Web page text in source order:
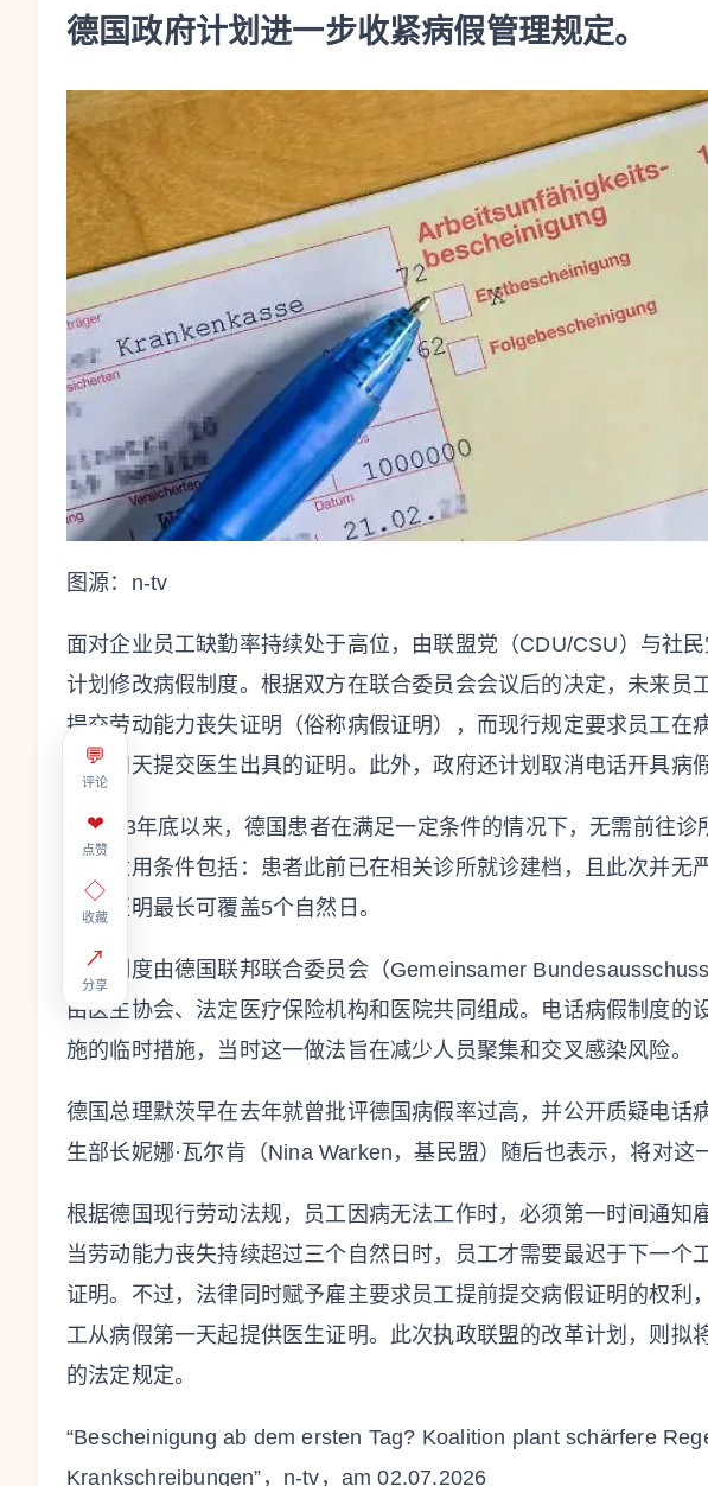
💬
评论
❤
点赞
◇
收藏
↗
分享
德国政府计划进一步收紧病假管理规定。
图源：n-tv
面对企业员工缺勤率持续处于高位，由联盟党（CDU/CSU）与社
计划修改病假制度。根据双方在联合委员会会议后的决定，未来员
提交劳动能力丧失证明（俗称病假证明），而现行规定要求员工在
于第四天提交医生出具的证明。此外，政府还计划取消电话开具病
自2023年底以来，德国患者在满足一定条件的情况下，无需前往
明。适用条件包括：患者此前已在相关诊所就诊建档，且此次并无
病假证明最长可覆盖5个自然日。
这一制度由德国联邦联合委员会（Gemeinsamer
由医生协会、法定医疗保险机构和医院共同组成。电话病假制度的
施的临时措施，当时这一做法旨在减少人员聚集和交叉感染风险。
德国总理默茨早在去年就曾批评德国病假率过高，并公开质疑电话
生部长妮娜·瓦尔肯（Nina Warken，基民盟）随后也表示，将对这
根据德国现行劳动法规，员工因病无法工作时，必须第一时间通知
当劳动能力丧失持续超过三个自然日时，员工才需要最迟于下一个
证明。不过，法律同时赋予雇主要求员工提前提交病假证明的权利
工从病假第一天起提供医生证明。此次执政联盟的改革计划，则拟
的法定规定。
“Bescheinigung ab dem ersten Tag? Koalition plant schärfere
Krankschreibungen”，n-tv，am 02.07.2026